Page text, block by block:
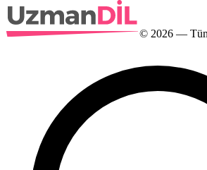
© 2026 — Tüm